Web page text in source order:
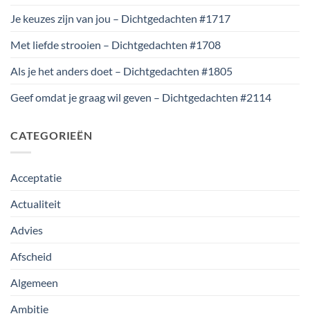
Je keuzes zijn van jou – Dichtgedachten #1717
Met liefde strooien – Dichtgedachten #1708
Als je het anders doet – Dichtgedachten #1805
Geef omdat je graag wil geven – Dichtgedachten #2114
CATEGORIEËN
Acceptatie
Actualiteit
Advies
Afscheid
Algemeen
Ambitie